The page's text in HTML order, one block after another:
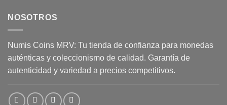
NOSOTROS
Numis Coins MRV: Tu tienda de confianza para monedas
auténticas y coleccionismo de calidad. Garantía de
autenticidad y variedad a precios competitivos.